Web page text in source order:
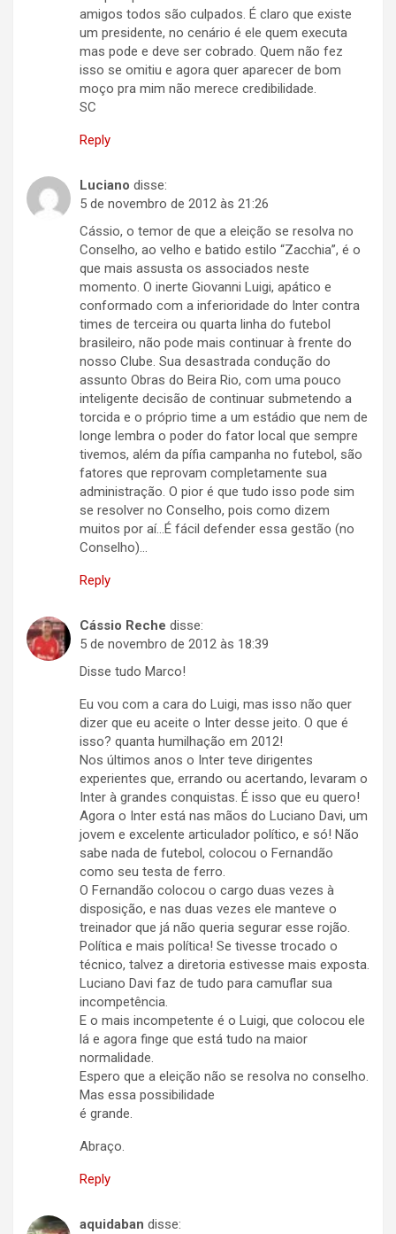
amigos todos são culpados. É claro que existe
um presidente, no cenário é ele quem executa
mas pode e deve ser cobrado. Quem não fez
isso se omitiu e agora quer aparecer de bom
moço pra mim não merece credibilidade.
SC
Reply
Luciano disse:
5 de novembro de 2012 às 21:26
Cássio, o temor de que a eleição se resolva no
Conselho, ao velho e batido estilo “Zacchia”, é o
que mais assusta os associados neste
momento. O inerte Giovanni Luigi, apático e
conformado com a inferioridade do Inter contra
times de terceira ou quarta linha do futebol
brasileiro, não pode mais continuar à frente do
nosso Clube. Sua desastrada condução do
assunto Obras do Beira Rio, com uma pouco
inteligente decisão de continuar submetendo a
torcida e o próprio time a um estádio que nem de
longe lembra o poder do fator local que sempre
tivemos, além da pífia campanha no futebol, são
fatores que reprovam completamente sua
administração. O pior é que tudo isso pode sim
se resolver no Conselho, pois como dizem
muitos por aí…É fácil defender essa gestão (no
Conselho)…
Reply
Cássio Reche disse:
5 de novembro de 2012 às 18:39
Disse tudo Marco!
Eu vou com a cara do Luigi, mas isso não quer
dizer que eu aceite o Inter desse jeito. O que é
isso? quanta humilhação em 2012!
Nos últimos anos o Inter teve dirigentes
experientes que, errando ou acertando, levaram o
Inter à grandes conquistas. É isso que eu quero!
Agora o Inter está nas mãos do Luciano Davi, um
jovem e excelente articulador político, e só! Não
sabe nada de futebol, colocou o Fernandão
como seu testa de ferro.
O Fernandão colocou o cargo duas vezes à
disposição, e nas duas vezes ele manteve o
treinador que já não queria segurar esse rojão.
Política e mais política! Se tivesse trocado o
técnico, talvez a diretoria estivesse mais exposta.
Luciano Davi faz de tudo para camuflar sua
incompetência.
E o mais incompetente é o Luigi, que colocou ele
lá e agora finge que está tudo na maior
normalidade.
Espero que a eleição não se resolva no conselho.
Mas essa possibilidade
é grande.
Abraço.
Reply
aquidaban disse: